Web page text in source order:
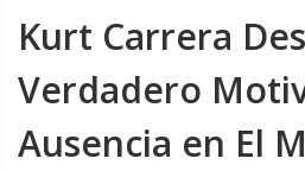
Kurt Carrera
Verdadero
Ausencia en El